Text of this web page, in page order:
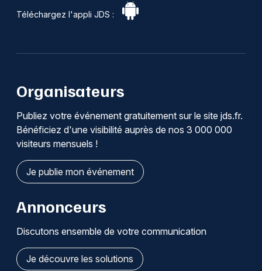
Téléchargez l'appli JDS :
Organisateurs
Publiez votre événement gratuitement sur le site jds.fr.
Bénéficiez d'une visibilité auprès de nos 3 000 000
visiteurs mensuels !
Je publie mon événement
Annonceurs
Discutons ensemble de votre communication
Je découvre les solutions